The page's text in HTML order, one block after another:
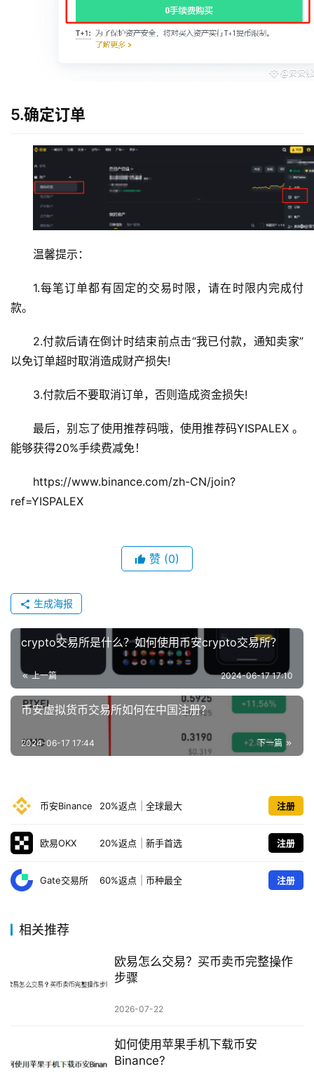
5.确定订单
温馨提示：
1.每笔订单都有固定的交易时限，请在时限内完成付
款。
2.付款后请在倒计时结束前点击“我已付款，通知卖家”
以免订单超时取消造成财产损失!
3.付款后不要取消订单，否则造成资金损失!
最后，别忘了使用推荐码哦，使用推荐码YISPALEX 。
能够获得20%手续费减免！
https://www.binance.com/zh-CN/join?
ref=YISPALEX
赞 (0)
生成海报
crypto交易所是什么？如何使用币安crypto交易所？
上一篇 2024-06-17 17:10
币安虚拟货币交易所如何在中国注册？
下一篇
2024-06-17 17:44
币安Binance 20%返点 全球最大 注册
欧易OKX 20%返点 新手首选 注册
Gate交易所 60%返点 币种最全 注册
相关推荐
欧易怎么交易？买币卖币完整操作
步骤
2026-07-22
如何使用苹果手机下载币安
Binance?